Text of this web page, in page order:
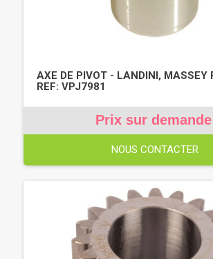
AXE DE PIVOT - LANDINI, MASSEY
REF: VPJ7981
Prix sur demande
NOUS CONTACTER